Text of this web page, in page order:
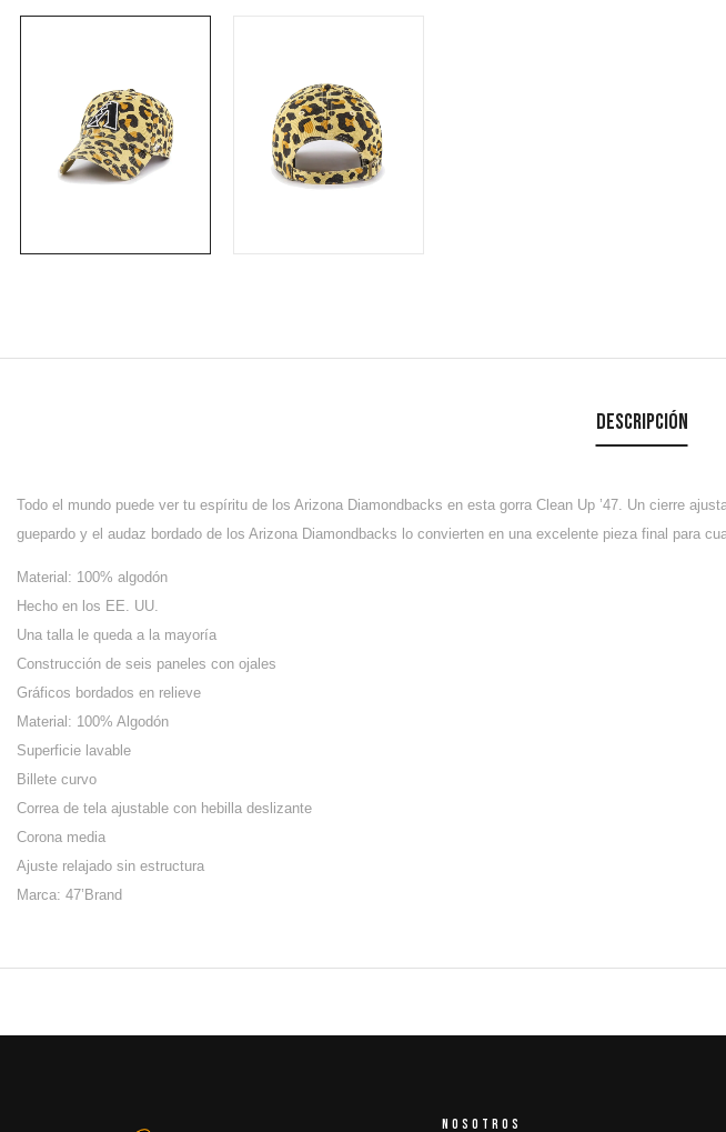
Descripción
Todo el mundo puede ver tu espíritu de los Arizona Diamondbacks en esta gorra Clean Up ’47. Un cierre
guepardo y el audaz bordado de los Arizona Diamondbacks lo convierten en una excelente pieza final para
Material: 100% algodón
Hecho en los EE. UU.
Una talla le queda a la mayoría
Construcción de seis paneles con ojales
Gráficos bordados en relieve
Material: 100% Algodón
Superficie lavable
Billete curvo
Correa de tela ajustable con hebilla deslizante
Corona media
Ajuste relajado sin estructura
Marca: 47’Brand
NOSOTROS